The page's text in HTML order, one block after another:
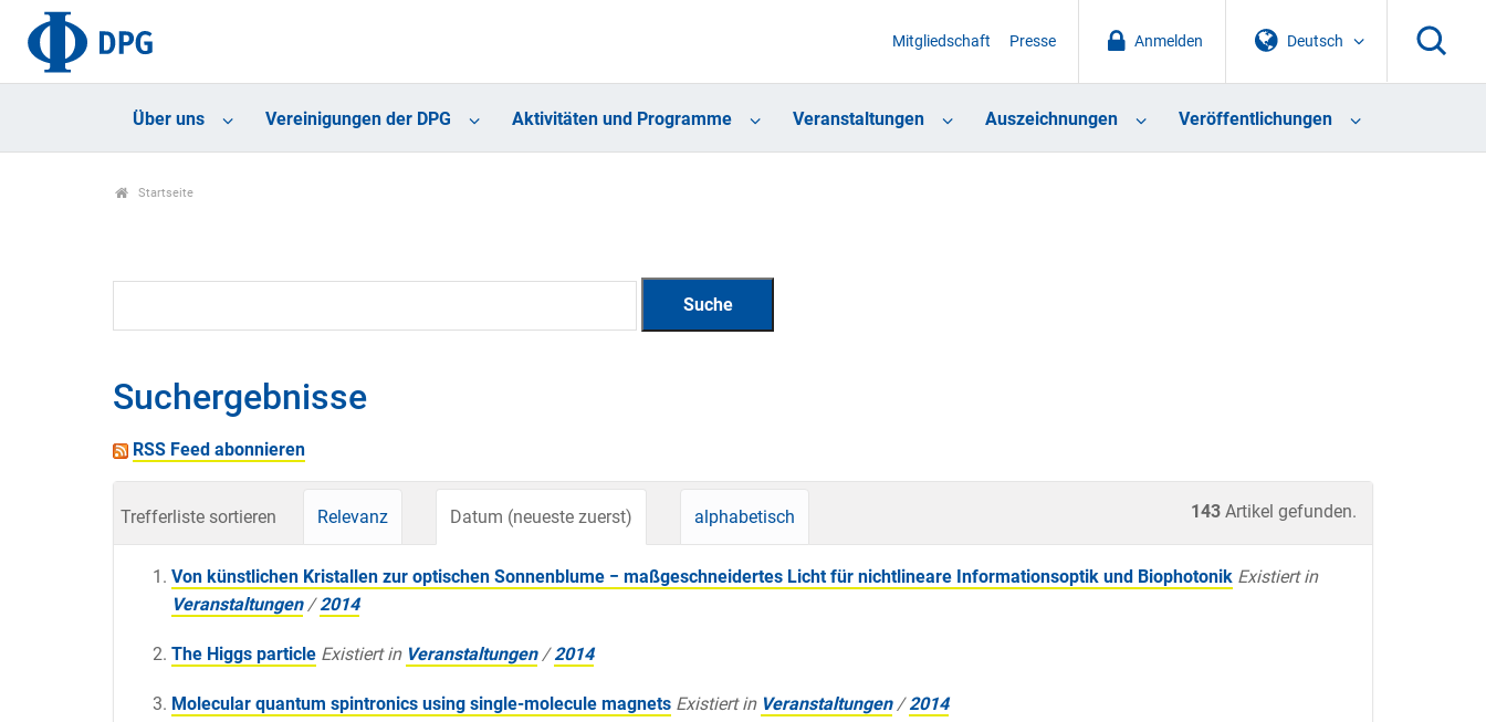
Deutsch
Anmelden
Mitgliedschaft Presse
Über uns Vereinigungen der DPG Aktivitäten und Programme Veranstaltungen Auszeichnungen Veröffentlichungen
Startseite
Suchergebnisse
RSS Feed abonnieren
143 Artikel gefunden.
Trefferliste sortieren Relevanz Datum (neueste zuerst) alphabetisch
Von künstlichen Kristallen zur optischen Sonnenblume − maßgeschneidertes Licht für nichtlineare Informationsoptik und Biophotonik Existiert in
Veranstaltungen /2014
The Higgs particle Existiert in Veranstaltungen /2014
Molecular quantum spintronics using single-molecule magnets Existiert in Veranstaltungen /2014